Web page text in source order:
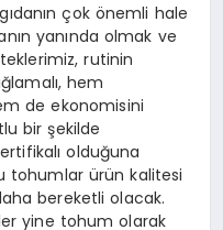
çok önemli hale
yanında olmak ve
rutinin
hem
de ekonomisini
bir şekilde
olduğuna
tohumlar ürün kalitesi
bereketli olacak.
yine tohum olarak